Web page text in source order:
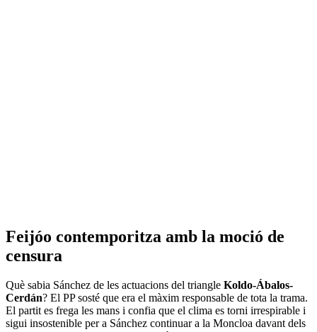
Feijóo contemporitza amb la moció de
censura
Què sabia Sánchez de les actuacions del triangle Koldo-Ábalos-
Cerdán? El PP sosté que era el màxim responsable de tota la trama.
El partit es frega les mans i confia que el clima es torni irrespirable i
sigui insostenible per a Sánchez continuar a la Moncloa davant dels